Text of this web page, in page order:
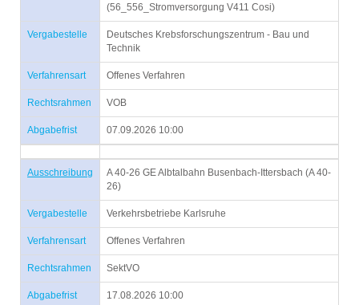
(56_556_Stromversorgung V411 Cosi)
Vergabestelle
Deutsches Krebsforschungszentrum - Bau und
Technik
Verfahrensart Offenes Verfahren
Rechtsrahmen VOB
Abgabefrist 07.09.2026 10:00
Ausschreibung
A 40-26 GE Albtalbahn Busenbach-Ittersbach (A 40-
26)
Vergabestelle Verkehrsbetriebe Karlsruhe
Verfahrensart Offenes Verfahren
Rechtsrahmen SektVO
Abgabefrist 17.08.2026 10:00